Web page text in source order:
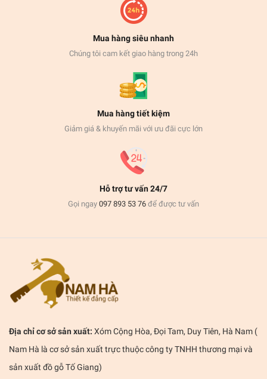
Mua hàng siêu nhanh
Chúng tôi cam kết giao hàng trong 24h
Mua hàng tiết kiệm
Giảm giá & khuyến mãi với ưu đãi cực lớn
Hỗ trợ tư vấn 24/7
Gọi ngay 097 893 53 76 để được tư vấn
Địa chỉ cơ sở sản xuất: Xóm Cộng Hòa, Đọi Tam, Duy Tiên, Hà Nam (
Nam Hà là cơ sở sản xuất trực thuộc công ty TNHH thương mại và
sản xuất đồ gỗ Tố Giang)